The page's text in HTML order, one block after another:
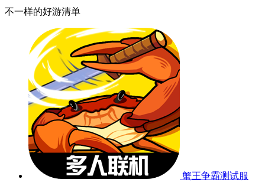
不一样的好游清单
蟹王争霸测试服